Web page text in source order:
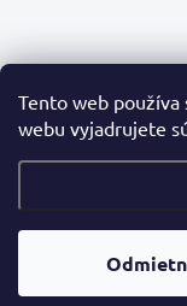
Tento web
webu vyjadrujete